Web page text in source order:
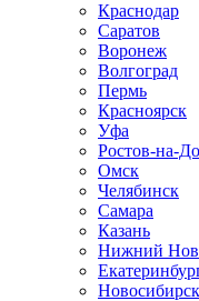
Краснодар
Саратов
Воронеж
Волгоград
Пермь
Красноярск
Уфа
Ростов-на-
Омск
Челябинск
Самара
Казань
Нижний
Новосибирск